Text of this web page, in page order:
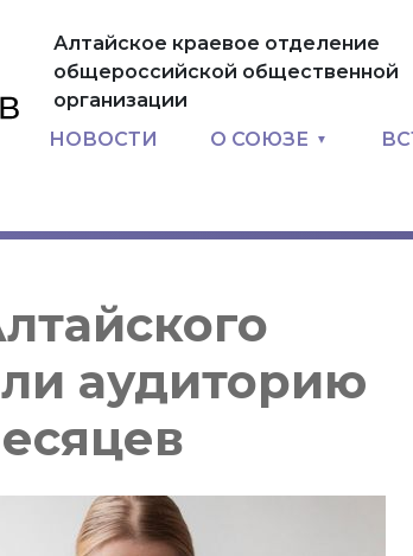
Алтайское краевое отделение
общероссийской общественной
организации
НОВОСТИ О СОЮЗЕ
аудиторию